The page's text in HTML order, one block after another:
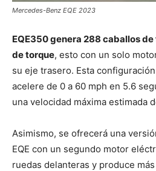
Mercedes-Benz EQE 2023
EQE350 genera 288 caballos
de torque, esto con un solo
su eje trasero. Esta
acelere de 0 a 60 mph en 5.6
una velocidad máxima estimada
Asimismo, se ofrecerá una
EQE con un segundo motor
ruedas delanteras y produce